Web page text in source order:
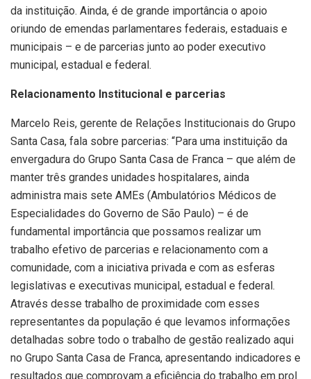
da instituição. Ainda, é de grande importância o apoio
oriundo de emendas parlamentares federais, estaduais e
municipais – e de parcerias junto ao poder executivo
municipal, estadual e federal.
Relacionamento Institucional e parcerias
Marcelo Reis, gerente de Relações Institucionais do Grupo
Santa Casa, fala sobre parcerias: “Para uma instituição da
envergadura do Grupo Santa Casa de Franca – que além de
manter três grandes unidades hospitalares, ainda
administra mais sete AMEs (Ambulatórios Médicos de
Especialidades do Governo de São Paulo) – é de
fundamental importância que possamos realizar um
trabalho efetivo de parcerias e relacionamento com a
comunidade, com a iniciativa privada e com as esferas
legislativas e executivas municipal, estadual e federal.
Através desse trabalho de proximidade com esses
representantes da população é que levamos informações
detalhadas sobre todo o trabalho de gestão realizado aqui
no Grupo Santa Casa de Franca, apresentando indicadores e
resultados que comprovam a eficiência do trabalho em prol